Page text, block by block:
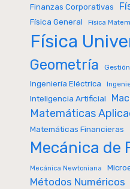
Finanzas Corporativas
Física General Física
Física
Geometría
Ingeniería Eléctrica
Inteligencia Artificial
Matemáticas
Matemáticas Financieras
Mecánica de
Mecánica Newtoniana
Métodos Numéricos